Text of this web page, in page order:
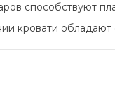
способствуют
кровати